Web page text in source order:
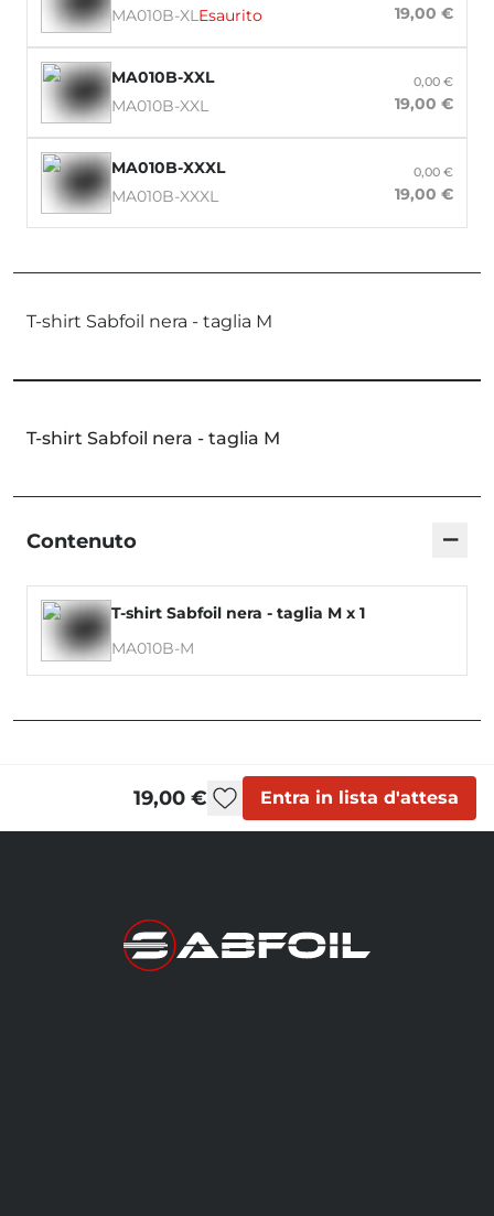
MA010B-XL Esaurito 19,00 €
MA010B-XXL
MA010B-XXL
0,00 €
19,00 €
MA010B-XXXL
MA010B-XXXL
0,00 €
19,00 €
T-shirt Sabfoil nera - taglia M
T-shirt Sabfoil nera - taglia M
Contenuto −
T-shirt Sabfoil nera - taglia M x 1
MA010B-M
19,00 € Entra in lista d'attesa